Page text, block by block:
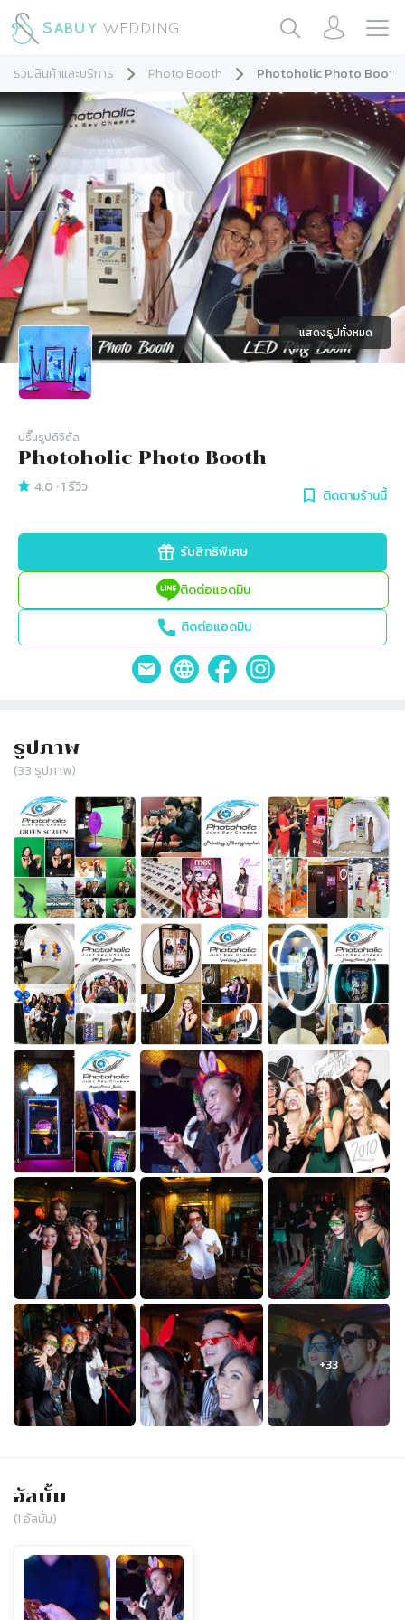
รวมสินค้าและบริการ Photo Booth Photoholic Photo Booth
แสดงรูปทั้งหมด
ปริ๊นรูปดิจิตัล
Photoholic Photo Booth
4.0 ·1รีวิว ติดตามร้านนี้
รับสิทธิพิเศษ
ติดต่อแอดมิน
ติดต่อแอดมิน
รูปภาพ
(33 รูปภาพ)
อัลบั้ม
(1 อัลบั้ม)